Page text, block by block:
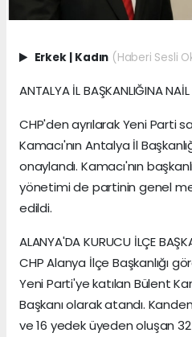
Erkek Kadın (Haberi Sesli
ANTALYA İL BAŞKANLIĞINA
CHP'den ayrılarak Yeni Parti
Kamacı'nın Antalya İl
onaylandı. Kamacı'nın
yönetimi de partinin genel
edildi.
ALANYA'DA KURUCU İLÇE
CHP Alanya İlçe Başkanlığı
Yeni Parti'ye katılan Bülent
Başkanı olarak atandı.
ve 16 yedek üyeden oluşan